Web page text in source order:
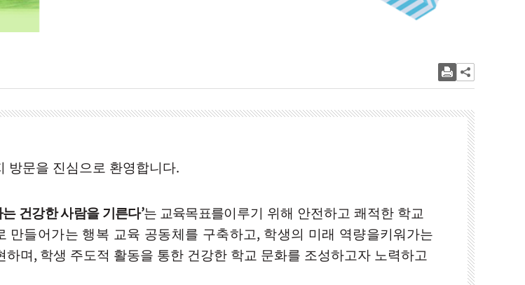
방문을 진심으로 환영합니다.
건강한 사람을 기른다’는 교육목표를이루기 위해 안전하고 쾌적한 학교
만들어가는 행복 교육 공동체를 구축하고, 학생의 미래 역량을키워가는
하며 , 학생 주도적 활동을 통한 건강한 학교 문화를 조성하고자 노력하고